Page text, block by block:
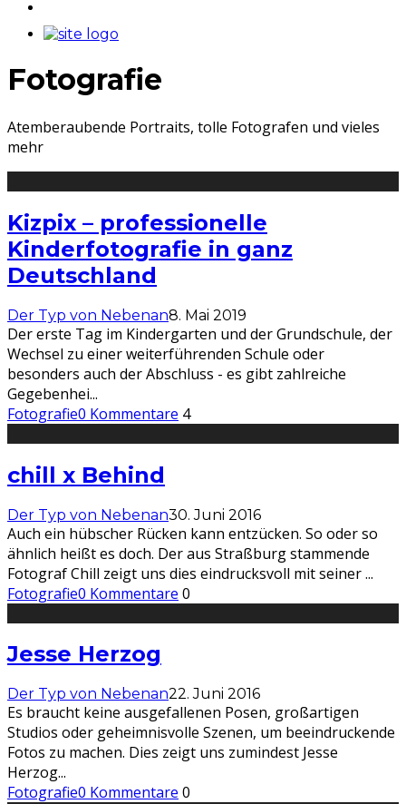
Fotografie
Atemberaubende Portraits, tolle Fotografen und vieles
mehr
Kizpix – professionelle
Kinderfotografie in ganz
Deutschland
Der Typ von Nebenan8. Mai 2019
Der erste Tag im Kindergarten und der Grundschule, der
Wechsel zu einer weiterführenden Schule oder
besonders auch der Abschluss - es gibt zahlreiche
Gegebenhei...
Fotografie0 Kommentare 4
chill x Behind
Der Typ von Nebenan30. Juni 2016
Auch ein hübscher Rücken kann entzücken. So oder so
ähnlich heißt es doch. Der aus Straßburg stammende
Fotograf Chill zeigt uns dies eindrucksvoll mit seiner...
Fotografie0 Kommentare 0
Jesse Herzog
Der Typ von Nebenan22. Juni 2016
Es braucht keine ausgefallenen Posen, großartigen
Studios oder geheimnisvolle Szenen, um beeindruckende
Fotos zu machen. Dies zeigt uns zumindest Jesse
Herzog...
Fotografie0 Kommentare 0